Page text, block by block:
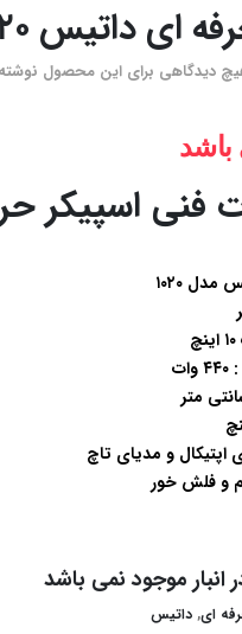
ای داتیس ۱۰۲۰
دیدگاهی برای این محصول
اسپیکر حرفه
۱۰۲۰
اپتیکال و مدیای تاچ
و فلش خور
انبار موجود نمی باشد
ای, داتیس